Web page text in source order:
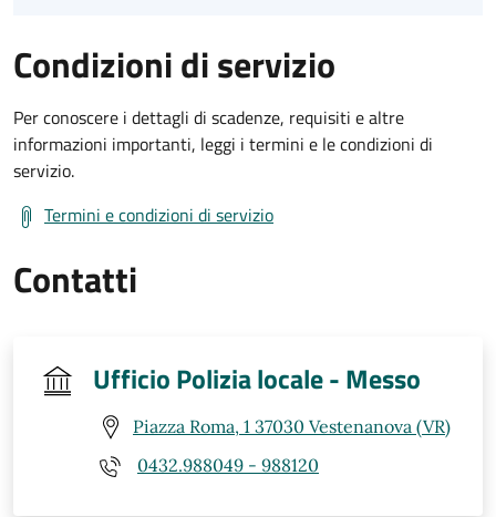
Condizioni di servizio
Per conoscere i dettagli di scadenze, requisiti e altre
informazioni importanti, leggi i termini e le condizioni di
servizio.
Termini e condizioni di servizio
Contatti
Ufficio Polizia locale - Messo
Piazza Roma, 1 37030 Vestenanova (VR)
0432.988049 - 988120